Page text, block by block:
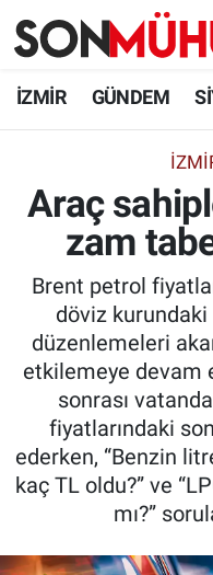
İZMİR GÜNDEM
Araç
zam
Brent petrol
döviz
düzenlemeleri
etkilemeye devam
sonrası
fiyatlarındaki
ederken, “Benzin
kaç TL oldu?” ve
mı?”
İzmir Nöbetçi
İzmir Namaz
İzmir Trafik
Süper Lig Puan
Tüm Manşetler
Son Dakika
Haber Arşivi